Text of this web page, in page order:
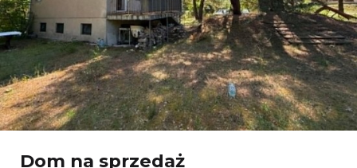
Dom na sprzedaż